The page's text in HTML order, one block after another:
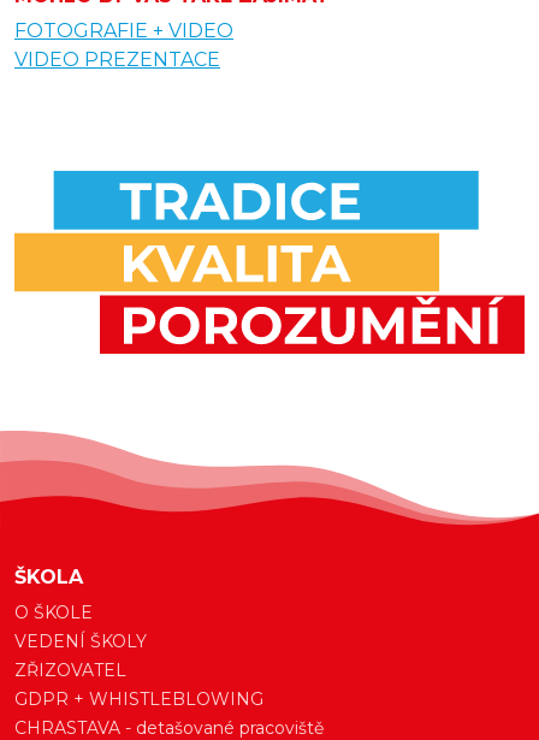
FOTOGRAFIE + VIDEO
VIDEO PREZENTACE
ŠKOLA
O ŠKOLE
VEDENÍ ŠKOLY
ZŘIZOVATEL
GDPR + WHISTLEBLOWING
CHRASTAVA - detašované pracoviště